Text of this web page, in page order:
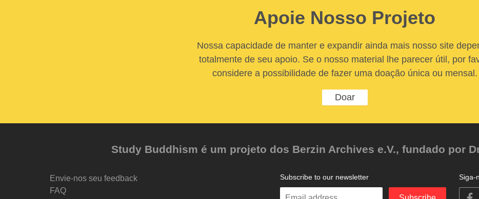
Apoie Nosso Projeto
Nossa capacidade de manter e expandir ainda mais nosso site
totalmente de seu apoio. Se o nosso material lhe parecer útil, por
considere a possibilidade de fazer uma doação única ou mensal.
Doar
Study Buddhism é um projeto dos Berzin Archives e.V., fundado por
Envie-nos seu feedback
FAQ
Siga-
Subscribe to our newsletter
Enter